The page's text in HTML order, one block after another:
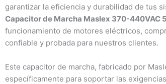
garantizar la eficiencia y durabilidad de tus
Capacitor de Marcha Maslex 370-440VAC
funcionamiento de motores eléctricos,
confiable y probada para nuestros clientes.
Este capacitor de marcha, fabricado por
específicamente para soportar las